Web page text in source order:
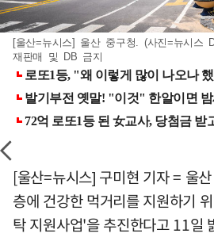
[울산=뉴시스] 울산 중구청. (사진=뉴시스
재판매 및 DB 금지
[울산=뉴시스] 구미현 기자 = 울
층에 건강한 먹거리를 지원하기
탁 지원사업'을 추진한다고 11일